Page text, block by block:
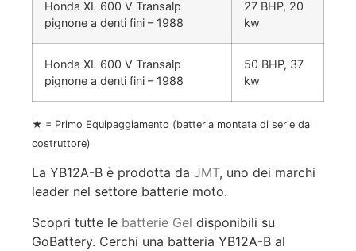
Honda XL 600 V Transalp
pignone a denti fini – 1988
27 BHP, 20
kw
Honda XL 600 V Transalp
pignone a denti fini – 1988
50 BHP, 37
kw
★ = Primo Equipaggiamento (batteria montata di serie dal
costruttore)
La YB12A-B è prodotta da JMT, uno dei marchi
leader nel settore batterie moto.
Scopri tutte le batterie Gel disponibili su
GoBattery. Cerchi una batteria YB12A-B al